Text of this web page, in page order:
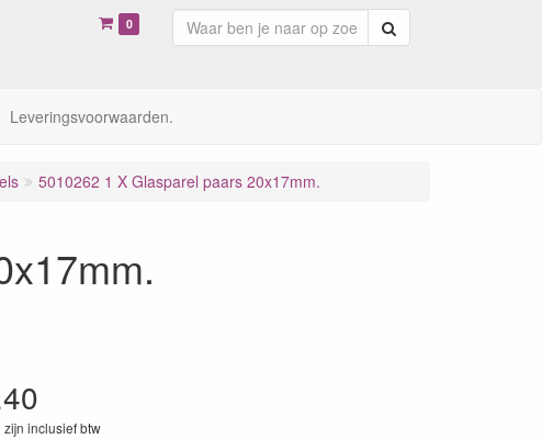
0
Leveringsvoorwaarden.
5010262 1 X Glasparel paars 20x17mm.
zijn inclusief btw